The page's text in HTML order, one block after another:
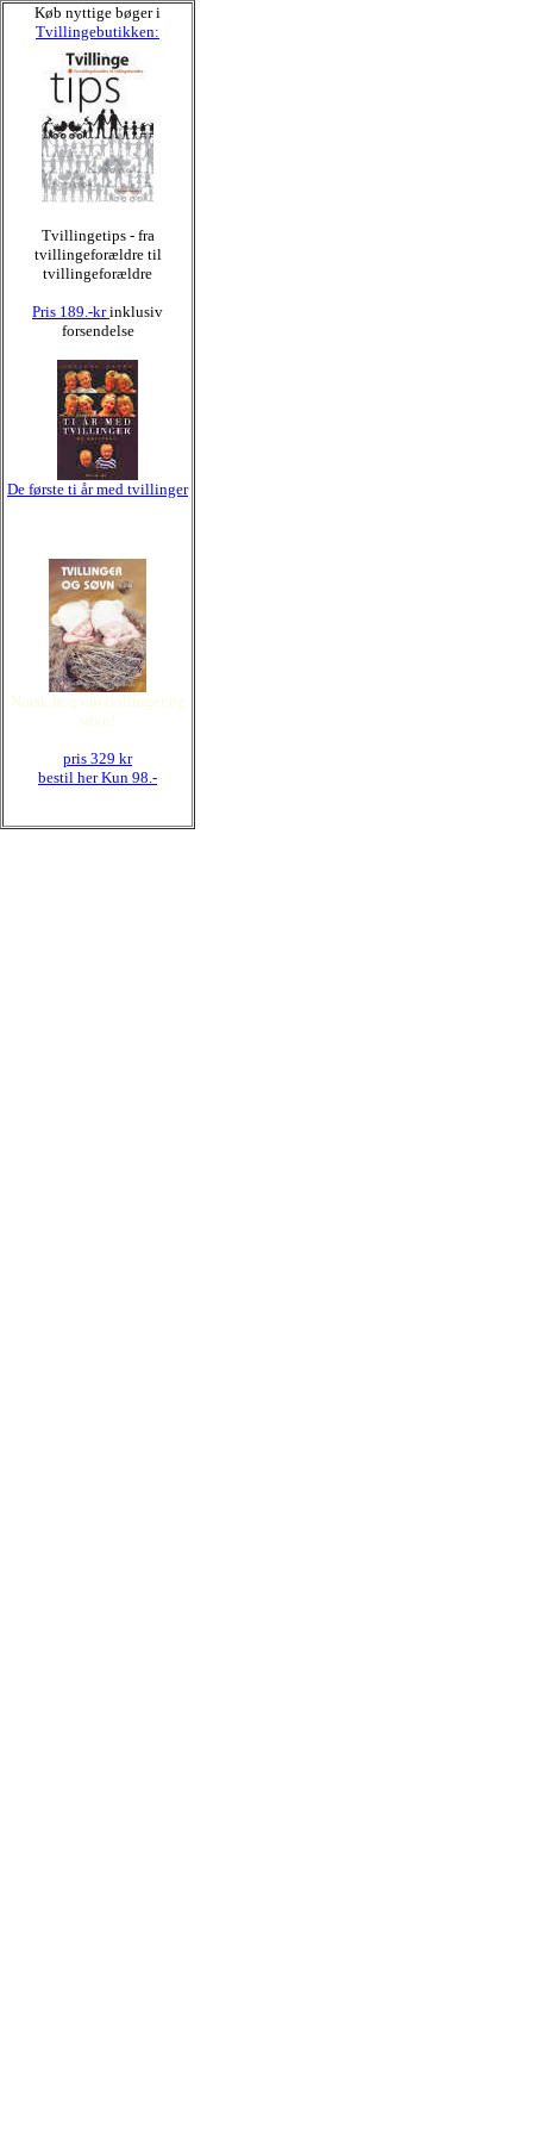
Køb nyttige bøger i
Tvillingebutikken:
Tvillingetips - fra
tvillingeforældre til
tvillingeforældre
Pris 189.-kr inklusiv
forsendelse
De første ti år med tvillinger
Norsk bog om tvillinger og
søvn!
pris 329 kr
bestil herKun 98.-